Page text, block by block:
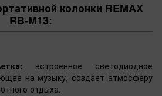
колонки REMAX
RB-M13:
встроенное светодиодное
на музыку, создает атмосферу
отдыха.